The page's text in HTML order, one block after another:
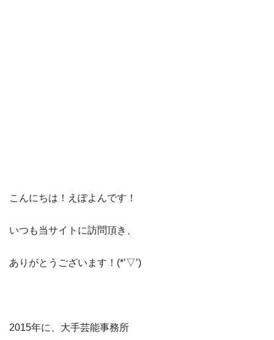
こんにちは！えぽよんです！
​いつも当サイト​に訪問頂き、​
ありがとうございます！(*’▽’)​​
2015年に、大手芸能事務所